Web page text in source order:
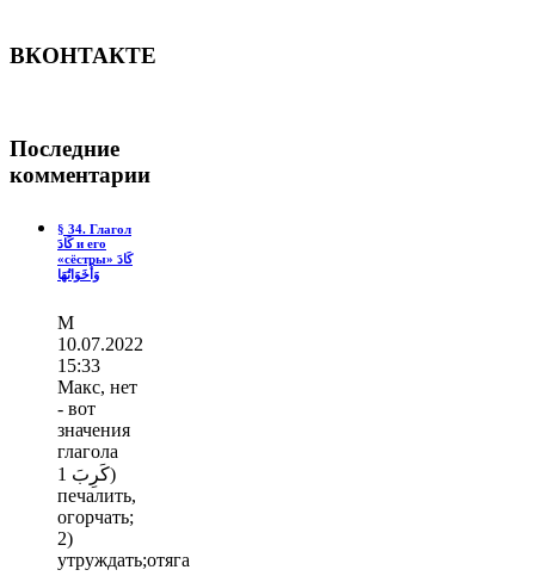
ВКОНТАКТЕ
Последние
комментарии
§ 34. Глагол
كَادَ и его
«сёстры» كَادَ
وَأَخَوَاتُهَا
М
10.07.2022
15:33
Макс, нет
- вот
значения
глагола
كَرِبَ 1)
печалить,
огорчать;
2)
утруждать;отяга